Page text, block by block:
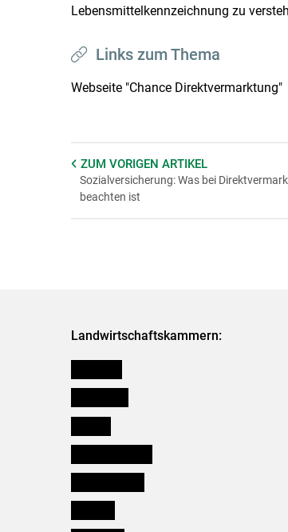
Lebensmittelkennzeichnung zu
Links zum Thema
Webseite "Chance Direktvermarktung"
ZUM VORIGEN ARTIKEL
Sozialversicherung: Was bei
beachten ist
Landwirtschaftskammern: